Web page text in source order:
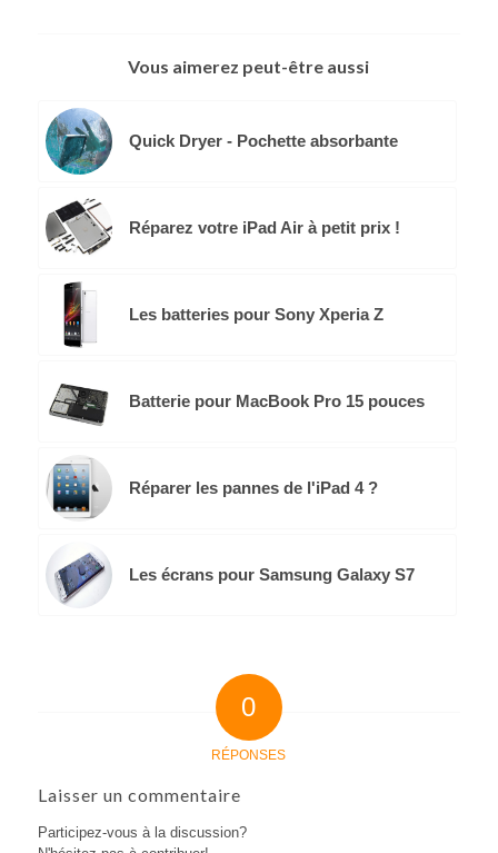
Vous aimerez peut-être aussi
Quick Dryer - Pochette absorbante
Réparez votre iPad Air à petit prix !
Les batteries pour Sony Xperia Z
Batterie pour MacBook Pro 15 pouces
Réparer les pannes de l'iPad 4 ?
Les écrans pour Samsung Galaxy S7
0
RÉPONSES
Laisser un commentaire
Participez-vous à la discussion?